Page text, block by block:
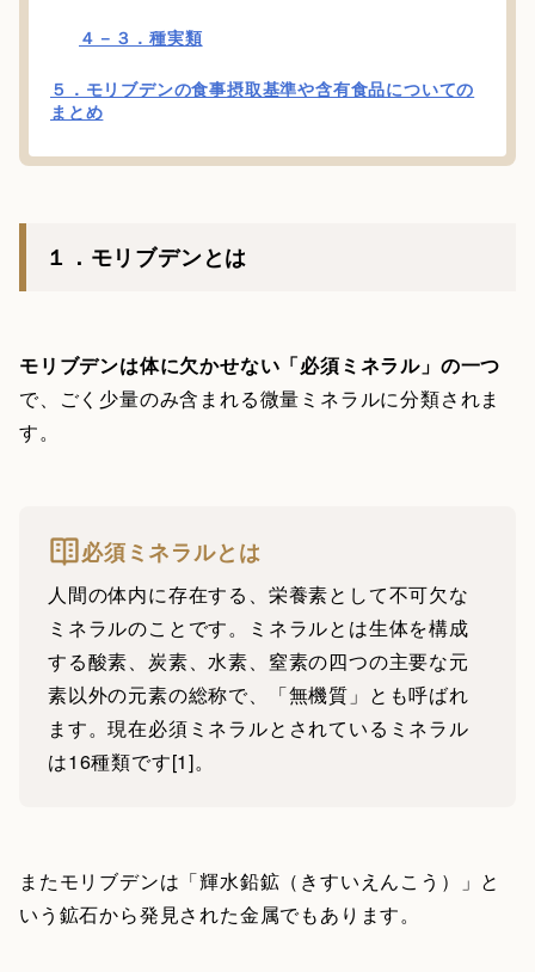
４－３．種実類
５．モリブデンの食事摂取基準や含有食品についての
まとめ
１．モリブデンとは
モリブデンは体に欠かせない「必須ミネラル」の一つ
で、ごく少量のみ含まれる微量ミネラルに分類されま
す。
必須ミネラルとは
人間の体内に存在する、栄養素として不可欠な
ミネラルのことです。ミネラルとは生体を構成
する酸素、炭素、水素、窒素の四つの主要な元
素以外の元素の総称で、「無機質」とも呼ばれ
ます。現在必須ミネラルとされているミネラル
は16種類です[1]。
またモリブデンは「輝水鉛鉱（きすいえんこう）」と
いう鉱石から発見された金属でもあります。